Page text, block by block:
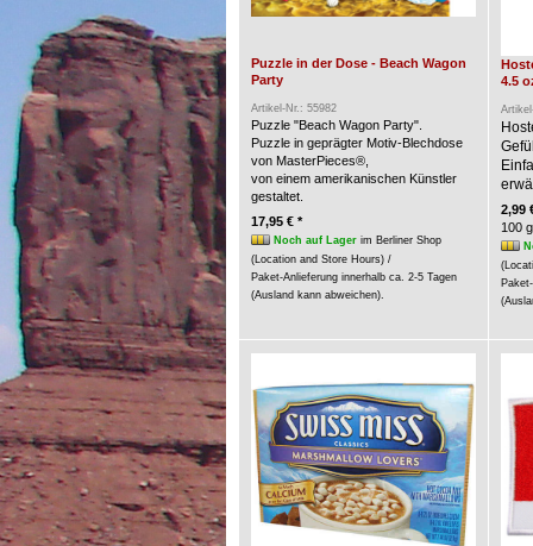
Puzzle in der Dose - Beach Wagon
Party
Artikel-Nr.: 55982
Puzzle "Beach Wagon Party".
Puzzle in geprägter Motiv-Blechdose
von MasterPieces®,
von einem amerikanischen Künstler
gestaltet.
17,95 € *
Noch auf Lagerim Berliner Shop
(Location and Store Hours) /
Paket-Anlieferung innerhalb ca. 2-5 Tagen
(Ausland kann abweichen).
4.5
2,99
100